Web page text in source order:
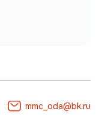
mmc_oda@bk.ru